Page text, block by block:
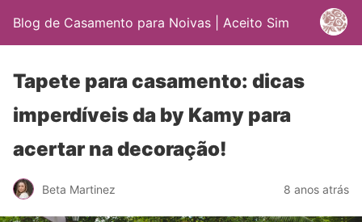
Blog de Casamento para Noivas | Aceito Sim
Tapete para casamento: dicas
imperdíveis da by Kamy para
acertar na decoração!
Beta Martinez 8 anos atrás